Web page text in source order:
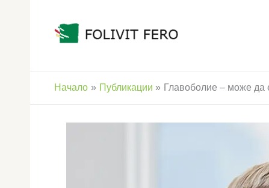
content
Начало Публикации Главоболие – може да